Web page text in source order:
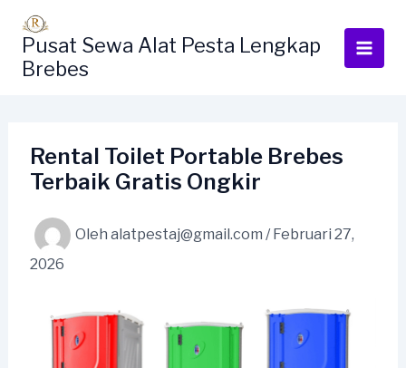
kontenPusat Sewa Alat Pesta Lengkap
Brebes
Rental Toilet Portable Brebes
Terbaik Gratis Ongkir
Oleh alatpestaj@gmail.com / Februari 27,
2026